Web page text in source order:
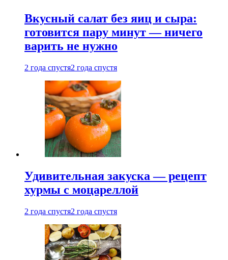
Вкусный салат без яиц и сыра:
готовится пару минут — ничего
варить не нужно
2 года спустя2 года спустя
Удивительная закуска — рецепт
хурмы с моцареллой
2 года спустя2 года спустя